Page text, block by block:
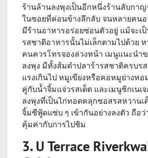
ร้านล้านลงพุงเป็นอีกหนึ่งร้านลับกา
ในซอยที่ค่อนข้างลึกลับ จนหลายคนอ
มีร้านอาหารอร่อยซ่อนตัวอยู่ แม้จะเ
รสชาติอาหารนั้นไม่เล็กตามไปด้วย
คนควรโทรจองล่วงหน้า เมนูแนะนำ
ลงพุง มีทั้งส้มตำปลาร้ารสชาติครบร
แรงเกินไป หมูเขียงหรือคอหมูย่างห
คู่กับน้ำจิ้มแจ่วรสเด็ด และเมนูซิกเนเ
ลงพุงที่เป็นไก่ทอดคลุกซอสรสหวานเ
จิ้มซีฟู้ดแซ่บ ๆ เข้ากันอย่างลงตัว ถือว่
คุ้มค่ากับการไปชิม
3. U Terrace